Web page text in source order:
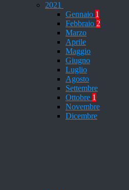
2021
Gennaio 1
Febbraio 2
Marzo
Aprile
Maggio
Giugno
Luglio
Agosto
Settembre
Ottobre 1
Novembre
Dicembre